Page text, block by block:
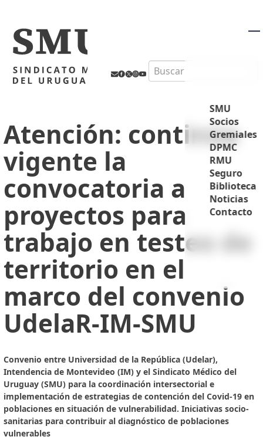
Search
SMU
Socios
Gremiales
DPMC
RMU
Seguro
Biblioteca
Noticias
Contacto
Atención: continúa
vigente la
convocatoria a
proyectos para
trabajo en testeo de
territorio en el
marco del convenio
UdelaR-IM-SMU
Convenio entre Universidad de la República (Udelar),
Intendencia de Montevideo (IM) y el Sindicato Médico del
Uruguay (SMU) para la coordinación intersectorial e
implementación de estrategias de contención del Covid-19 en
poblaciones en situación de vulnerabilidad. Iniciativas socio-
sanitarias para contribuir al diagnóstico de poblaciones
vulnerables